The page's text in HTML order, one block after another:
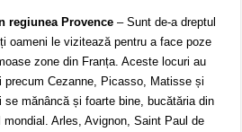
regiunea Provence – Sunt de-a dreptul
oameni le vizitează pentru a face poze
zone din Franța. Aceste locuri au
Cezanne, Picasso, Matisse și
se mănâncă și foarte bine, bucătăria din
Arles, Avignon, Saint Paul de